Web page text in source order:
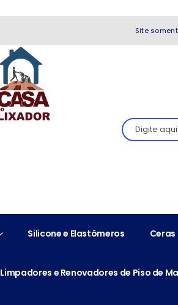
Site
Silicone e Elastômeros Ceras
Limpadores e Renovadores de Piso de